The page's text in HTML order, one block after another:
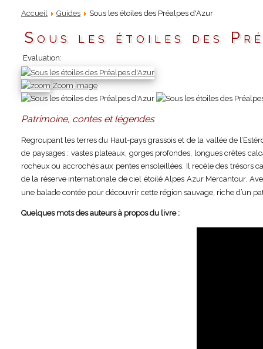
Accueil Guides Sous les étoiles des Préalpes d'Azur
Sous les étoiles des
Evaluation:
Zoom image
Patrimoine, contes et légendes
Regroupant les terres du Haut-pays grassois et de la vallée de
de paysages : vastes plateaux, gorges profondes, longues crêtes
rocheux ou accrochés aux pentes ensoleillées. Il recèle des trésors
de la réserve internationale de ciel étoilé Alpes Azur Mercantour.
une balade contée pour découvrir cette région sauvage, riche d’un
Quelques mots des auteurs à propos du livre :